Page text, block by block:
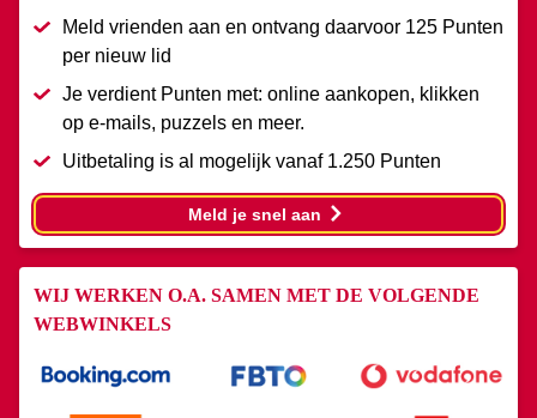
Meld vrienden aan en ontvang daarvoor 125 Punten
per nieuw lid
Je verdient Punten met: online aankopen, klikken
op e-mails, puzzels en meer.
Uitbetaling is al mogelijk vanaf 1.250 Punten
Meld je snel aan chevron_right
WIJ WERKEN O.A. SAMEN MET DE VOLGENDE
WEBWINKELS